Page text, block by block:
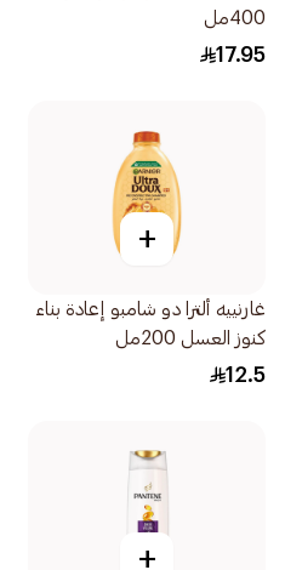
400مل
17.95
+
غارنييه ألترا دو شامبو إعادة بناء
كنوز العسل 200مل
12.5
+